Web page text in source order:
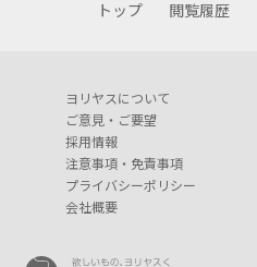
トップ 閲覧履歴
ヨリヤスについて
ご意見・ご要望
採用情報
注意事項・免責事項
プライバシーポリシー
会社概要